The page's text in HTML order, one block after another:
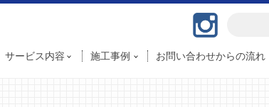
サービス内容 施工事例 お問い合わせからの流れ